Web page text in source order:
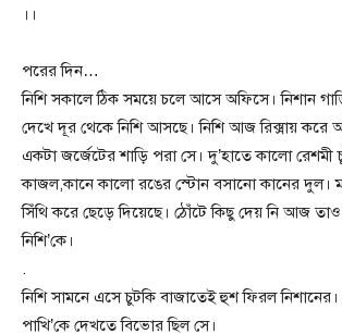
।।
পরের দিন…
নিশি ‌সকালে ঠিক সময়ে চলে আসে অফিসে। নিশান
দেখে দূর থেকে নিশি আসছে। নিশি আজ রিক্সায়
একটা জর্জেটের শাড়ি পরা সে। দু’হাতে কালো
কাজল,কানে কালো রঙের স্টোন বসানো কানের দুল।
সিঁথি করে ছেড়ে দিয়েছে। ঠোঁটে কিছু দেয় নি আজ
নিশি’কে।
.
নিশি সামনে এসে চুটকি বাজাতেই হুশ ফিরল
পাখি’কে দেখতে বিভোর ছিল সে।